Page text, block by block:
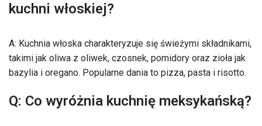
kuchni włoskiej?
A: Kuchnia włoska charakteryzuje się świeżymi składnikami,
takimi jak oliwa z oliwek, czosnek, pomidory oraz zioła jak
bazylia i oregano. Popularne dania to pizza, pasta i risotto.
Q: Co wyróżnia kuchnię meksykańską?